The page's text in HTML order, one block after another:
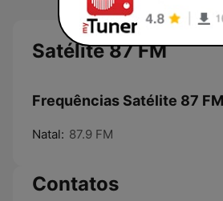
Satélite 87 FM
Frequências Satélite 87
Natal: 87.9 FM
Contatos